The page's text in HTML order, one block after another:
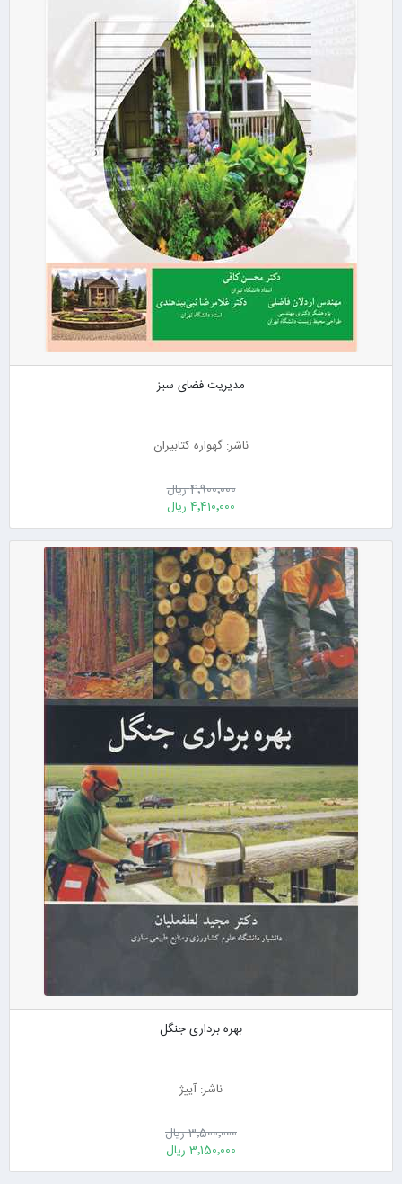
مدیریت فضای سبز
ناشر: گهواره کتابیران
4٬900٬000 ریال
4٬410٬000 ریال
بهره برداری جنگل
ناشر: آییژ
3٬500٬000 ریال
3٬150٬000 ریال